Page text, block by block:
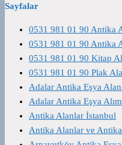
Sayfalar
0531 981 01 90 Antika
0531 981 01 90 Antika
0531 981 01 90 Kitap
0531 981 01 90 Plak
Adalar Antika Eşya
Adalar Antika Eşya Alım
Antika Alanlar İstanbul
Antika Alanlar ve